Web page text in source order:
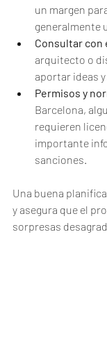
un margen
generalmente
Consultar con
arquitecto o
aportar ideas
Permisos y
Barcelona,
requieren
importante
sanciones.
Una buena
y asegura que el
sorpresas